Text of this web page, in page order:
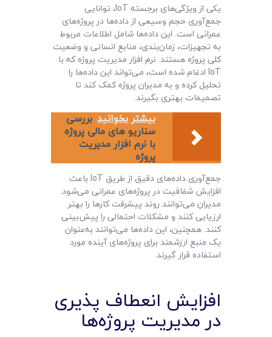
یکی از ویژگی‌های برجسته IoT، توانایی
جمع‌آوری حجم وسیعی از داده‌ها در پروژه‌های
عمرانی است. این داده‌ها شامل اطلاعات مربوط
به تجهیزات، زمان‌بندی، منابع انسانی و وضعیت
کلی پروژه هستند. نرم افزار مدیریت پروژه که با
IoT ادغام شده است، می‌تواند این داده‌ها را
تحلیل کرده و به مدیران پروژه کمک کند تا
تصمیمات بهتری بگیرند.
بیشتر بخوانید بررسی
سناریو های مالی پروژه
با نرم‌ افزار مدیریت
پروژه
جمع‌آوری داده‌های دقیق از طریق IoT باعث
افزایش شفافیت در پروژه‌های عمرانی می‌شود.
مدیران می‌توانند روند پیشرفت کارها را بهتر
ارزیابی کنند و مشکلات احتمالی را پیش‌بینی
کنند. همچنین، این داده‌ها می‌توانند به‌عنوان
یک منبع ارزشمند برای پروژه‌های آینده مورد
استفاده قرار گیرند.
افزایش انعطاف‌ پذیری
در مدیریت پروژه‌ها